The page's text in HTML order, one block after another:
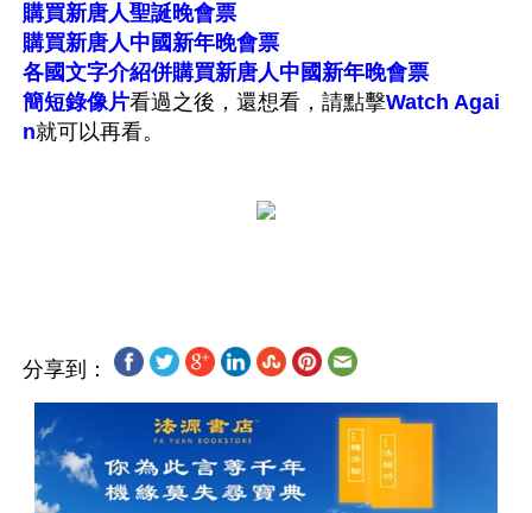
購買新唐人聖誕晚會票
購買新唐人中國新年晚會票
各國文字介紹併購買新唐人中國新年晚會票
簡短錄像片看過之後，還想看，請點擊Watch Agai
n就可以再看。
分享到：